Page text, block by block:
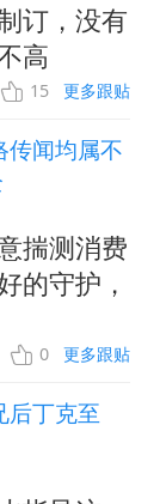
订，没有
高
15 更多跟贴
传闻均属不
揣测消费
的守护，
0 更多跟贴
后丁克至